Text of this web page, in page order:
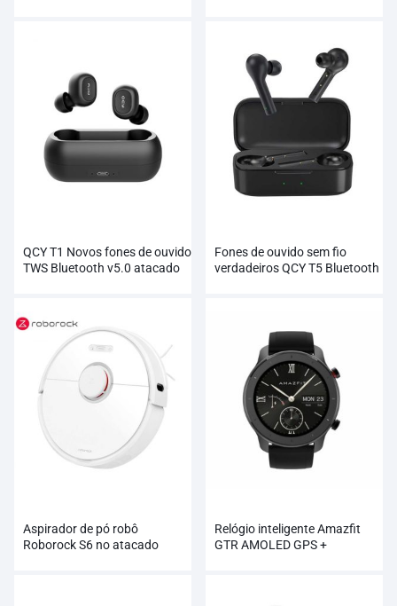
QCY T1 Novos fones de ouvido
TWS Bluetooth v5.0 atacado
Fones de ouvido sem fio
verdadeiros QCY T5 Bluetooth
Aspirador de pó robô
Roborock S6 no atacado
Relógio inteligente Amazfit
GTR AMOLED GPS +